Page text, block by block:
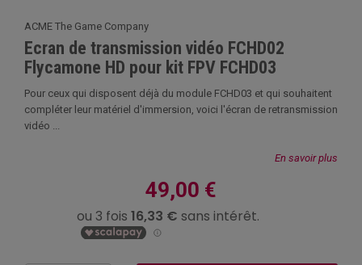
ACME The Game Company
Ecran de transmission vidéo FCHD02
Flycamone HD pour kit FPV FCHD03
Pour ceux qui disposent déjà du module FCHD03 et qui souhaitent
compléter leur matériel d'immersion, voici l'écran de retransmission
vidéo ...
En savoir plus
49,00 €